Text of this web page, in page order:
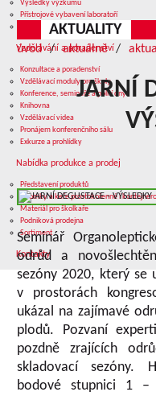
Výsledky výzkumu
Přístrojové vybavení laboratoří
Služby v oblasti výzkumu
Vzdělávání a poradenství
Konzultace a poradenství
Vzdělávací moduly pro školy
Konference, semináře a polní dny
Knihovna
Vzdělávací videa
Pronájem konferenčního sálu
Exkurze a prohlídky
Nabídka produkce a prodej
Představení produktů
Stromky a keře prostokořenné i
Materiál pro školkaře
Podniková prodejna
Sortiment
Kontakty
AKTUALITY
úvod aktuálně
JARNÍ
Seminář
odrůd a
sezóny 2020, který se
v prostorách
ukázal na zajímavé
plodů. Pozvaní
pozdně zrajících
skladovací sezóny.
bodové stupnici 1 –